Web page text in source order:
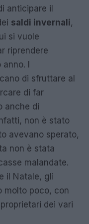
anticipare il
saldi invernali,
si vuole
riprendere
anno. I
di sfruttare al
di far
anche di
non è stato
avevano sperato,
non è stata
malandate.
il Natale, gli
molto poco, con
dei vari